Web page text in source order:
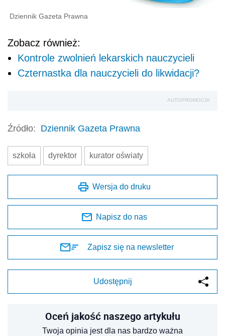
Dziennik Gazeta Prawna
Zobacz również:
Kontrole zwolnień lekarskich nauczycieli
Czternastka dla nauczycieli do likwidacji?
AUTOPROMOCJA
Źródło: Dziennik Gazeta Prawna
szkoła dyrektor kurator oświaty
Wersja do druku
Napisz do nas
Zapisz się na newsletter
Udostępnij
Oceń jakość naszego artykułu
Twoja opinia jest dla nas bardzo ważna